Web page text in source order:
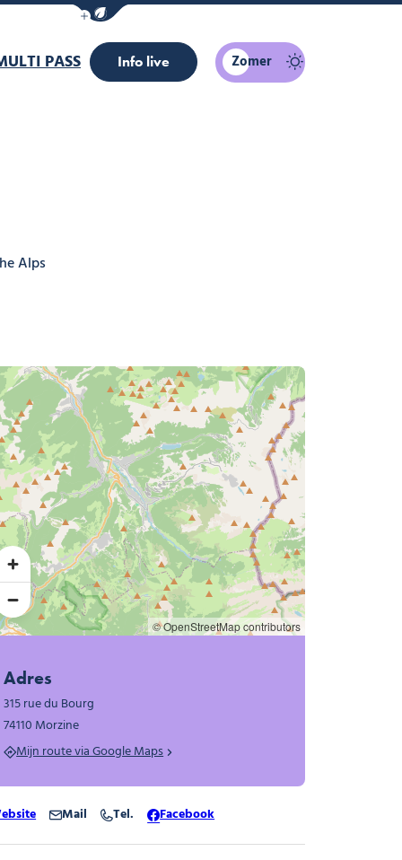
Navigatiebalk eco-modus weergeven/
PASS Info live Zomer
Alps
© OpenStreetMap contributors
Adres
315 rue du Bourg
74110 Morzine
Mijn route via Google Maps
Mail Tel. Facebook